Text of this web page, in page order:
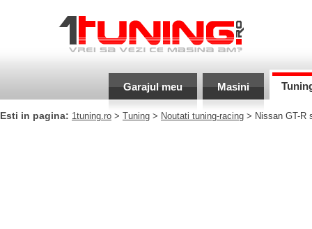
Garajul meu Masini
Esti in pagina: 1tuning.ro > Tuning > Noutati tuning-racing > Nissan GT-R